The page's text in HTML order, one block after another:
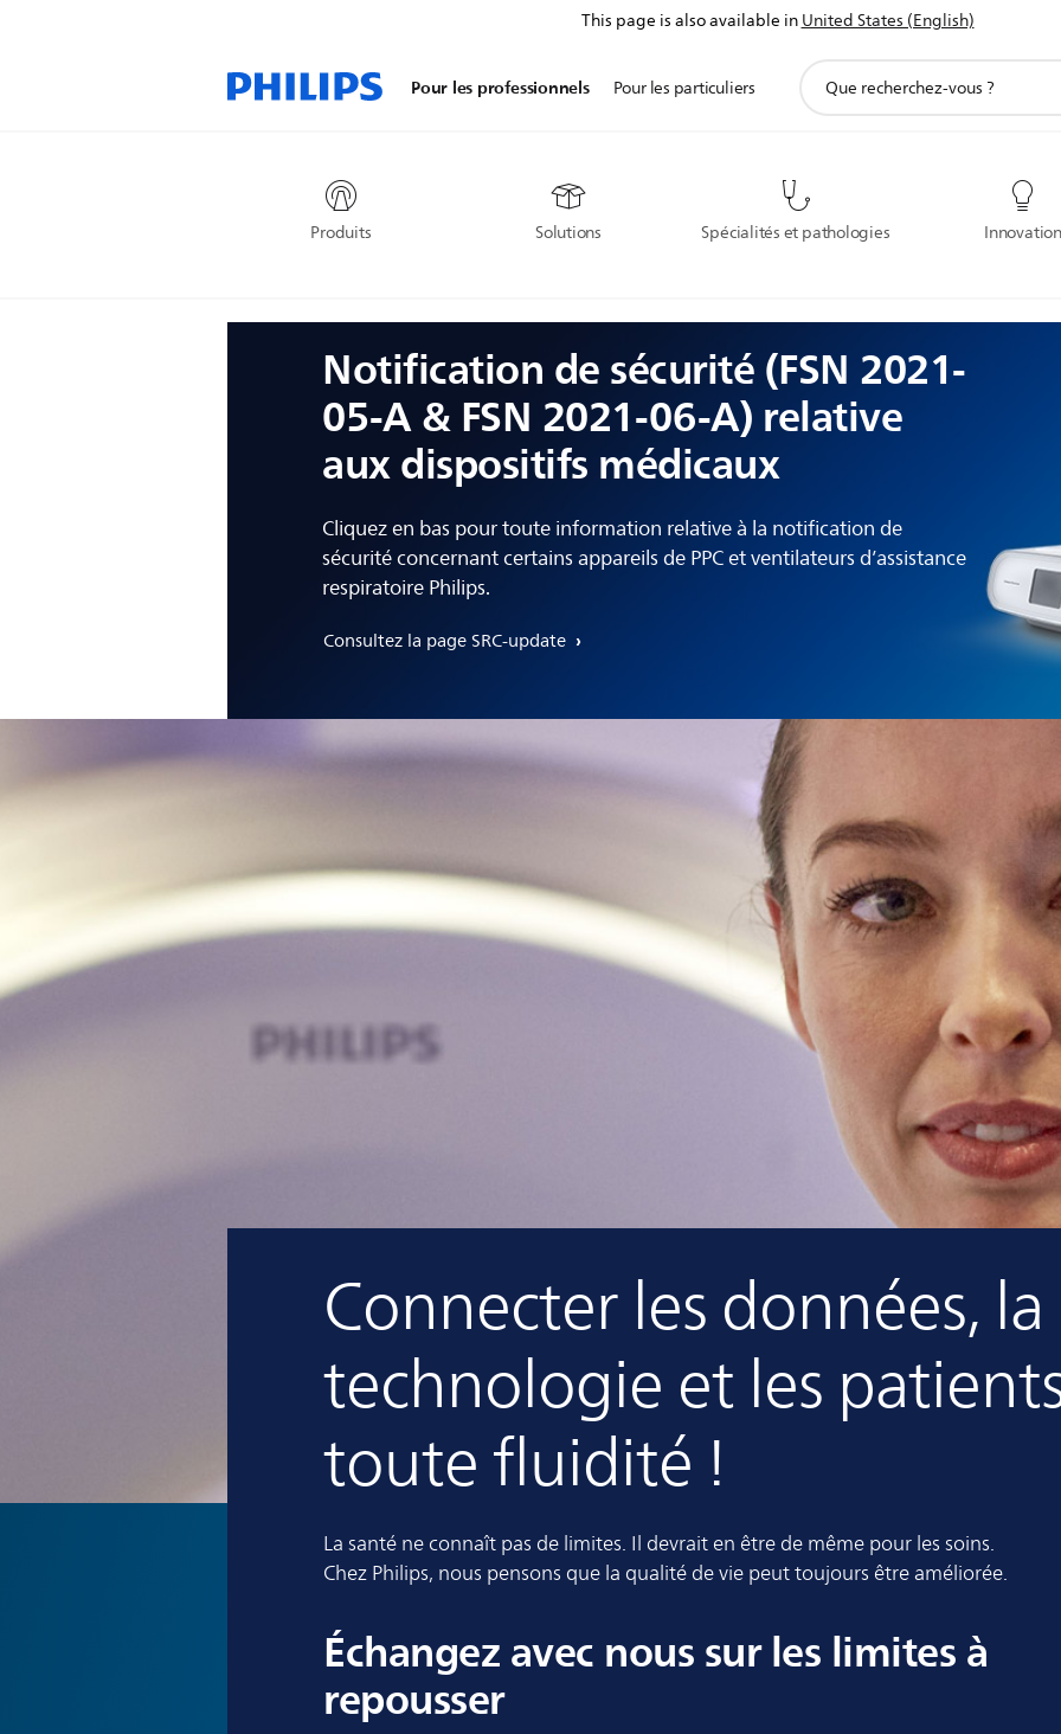
This page is also available inUnited States (English)
Pour les professionnels
Produits Solutions Spécialités et pathologies Innovation
Pour les particuliers
Notification de sécurité (FSN 2021-
05-A & FSN 2021-06-A) relative
aux dispositifs médicaux
Cliquez en bas pour toute information relative à la notification de
sécurité concernant certains appareils de PPC et ventilateurs d’assistance
respiratoire Philips.
Consultez la page SRC-update
Connecter les données, la
technologie et les
toute fluidité !
La santé ne connaît pas de limites. Il devrait en être de même pour les soins.
Chez Philips, nous pensons que la qualité de vie peut toujours être améliorée.
Échangez avec nous sur les limites à
repousser